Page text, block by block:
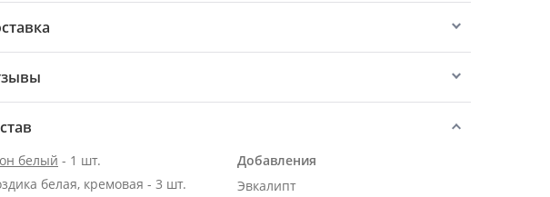
белый - 1 шт.
белая, кремовая - 3 шт.
Добавления
Эвкалипт